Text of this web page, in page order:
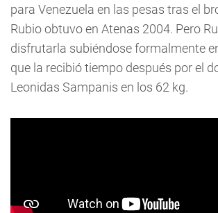
para Venezuela en las pesas tras el
Rubio obtuvo en Atenas 2004. Pero
disfrutarla subiéndose formalmente
que la recibió tiempo después por el
Leonidas Sampanis en los 62 kg.